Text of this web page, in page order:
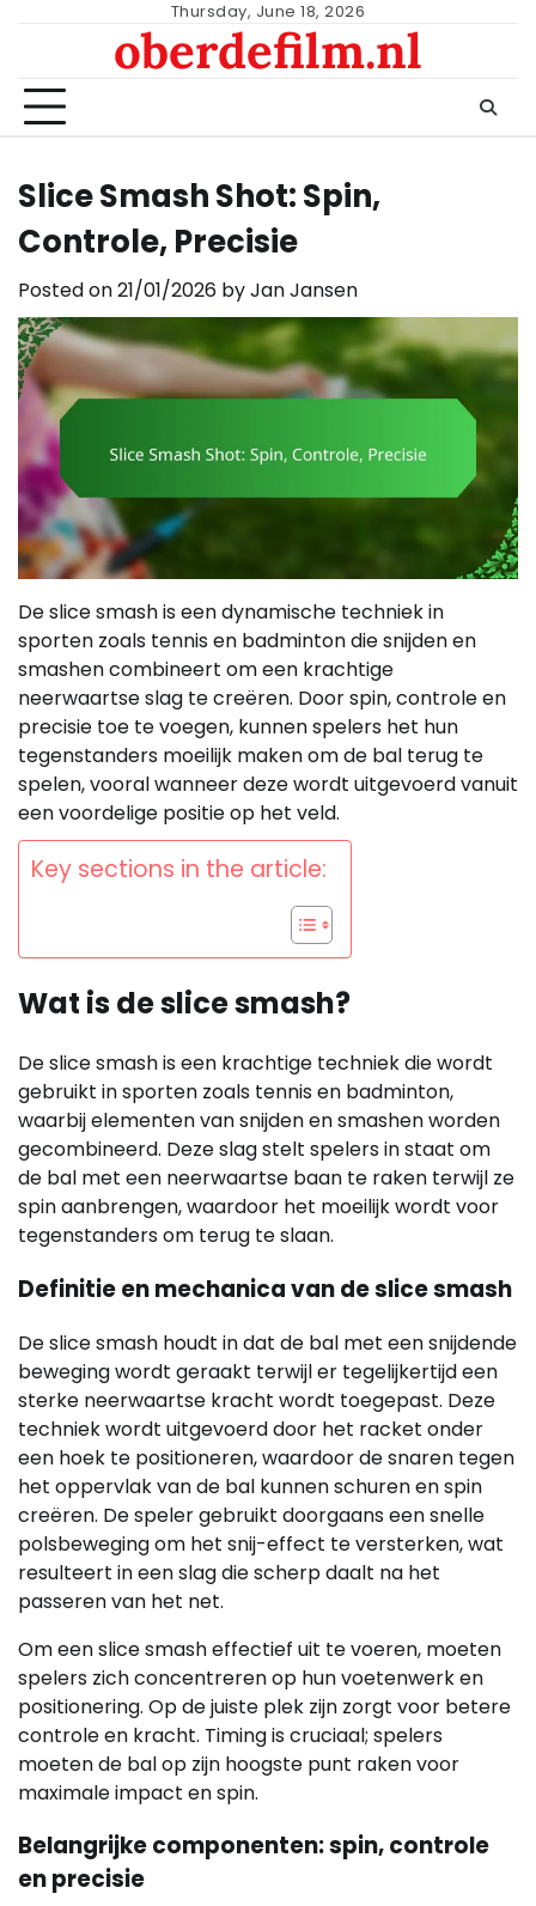
Thursday, June 18, 2026
oberdefilm.nl
Slice Smash Shot: Spin,
Controle, Precisie
Posted on21/01/2026 byJan Jansen
De slice smash is een dynamische techniek in
sporten zoals tennis en badminton die snijden en
smashen combineert om een krachtige
neerwaartse slag te creëren. Door spin, controle en
precisie toe te voegen, kunnen spelers het hun
tegenstanders moeilijk maken om de bal terug te
spelen, vooral wanneer deze wordt uitgevoerd vanuit
een voordelige positie op het veld.
Key sections in the article:
Wat is de slice smash?
De slice smash is een krachtige techniek die wordt
gebruikt in sporten zoals tennis en badminton,
waarbij elementen van snijden en smashen worden
gecombineerd. Deze slag stelt spelers in staat om
de bal met een neerwaartse baan te raken terwijl ze
spin aanbrengen, waardoor het moeilijk wordt voor
tegenstanders om terug te slaan.
Definitie en mechanica van de slice smash
De slice smash houdt in dat de bal met een snijdende
beweging wordt geraakt terwijl er tegelijkertijd een
sterke neerwaartse kracht wordt toegepast. Deze
techniek wordt uitgevoerd door het racket onder
een hoek te positioneren, waardoor de snaren tegen
het oppervlak van de bal kunnen schuren en spin
creëren. De speler gebruikt doorgaans een snelle
polsbeweging om het snij-effect te versterken, wat
resulteert in een slag die scherp daalt na het
passeren van het net.
Om een slice smash effectief uit te voeren, moeten
spelers zich concentreren op hun voetenwerk en
positionering. Op de juiste plek zijn zorgt voor betere
controle en kracht. Timing is cruciaal; spelers
moeten de bal op zijn hoogste punt raken voor
maximale impact en spin.
Belangrijke componenten: spin, controle
en precisie